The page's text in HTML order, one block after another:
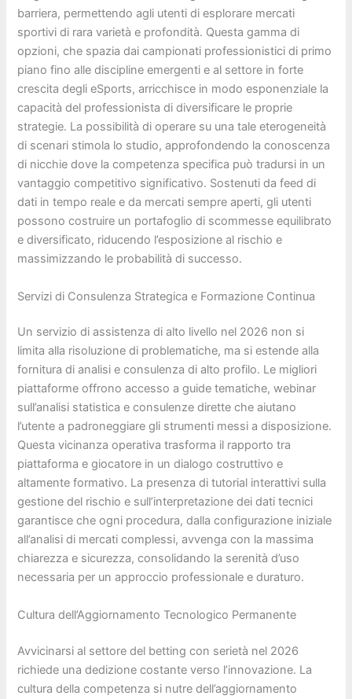
barriera, permettendo agli utenti di esplorare mercati
sportivi di rara varietà e profondità. Questa gamma di
opzioni, che spazia dai campionati professionistici di primo
piano fino alle discipline emergenti e al settore in forte
crescita degli eSports, arricchisce in modo esponenziale la
capacità del professionista di diversificare le proprie
strategie. La possibilità di operare su una tale eterogeneità
di scenari stimola lo studio, approfondendo la conoscenza
di nicchie dove la competenza specifica può tradursi in un
vantaggio competitivo significativo. Sostenuti da feed di
dati in tempo reale e da mercati sempre aperti, gli utenti
possono costruire un portafoglio di scommesse equilibrato
e diversificato, riducendo l’esposizione al rischio e
massimizzando le probabilità di successo.
Servizi di Consulenza Strategica e Formazione Continua
Un servizio di assistenza di alto livello nel 2026 non si
limita alla risoluzione di problematiche, ma si estende alla
fornitura di analisi e consulenza di alto profilo. Le migliori
piattaforme offrono accesso a guide tematiche, webinar
sull’analisi statistica e consulenze dirette che aiutano
l’utente a padroneggiare gli strumenti messi a disposizione.
Questa vicinanza operativa trasforma il rapporto tra
piattaforma e giocatore in un dialogo costruttivo e
altamente formativo. La presenza di tutorial interattivi sulla
gestione del rischio e sull’interpretazione dei dati tecnici
garantisce che ogni procedura, dalla configurazione iniziale
all’analisi di mercati complessi, avvenga con la massima
chiarezza e sicurezza, consolidando la serenità d’uso
necessaria per un approccio professionale e duraturo.
Cultura dell’Aggiornamento Tecnologico Permanente
Avvicinarsi al settore del betting con serietà nel 2026
richiede una dedizione costante verso l’innovazione. La
cultura della competenza si nutre dell’aggiornamento